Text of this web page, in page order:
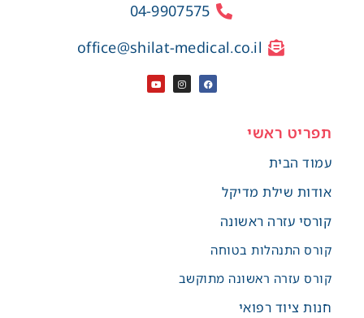
04-9907575
office@shilat-medical.co.il
תפריט ראשי
עמוד הבית
אודות שילת מדיקל
קורסי עזרה ראשונה
קורס התנהלות בטוחה
קורס עזרה ראשונה מתוקשב
חנות ציוד רפואי